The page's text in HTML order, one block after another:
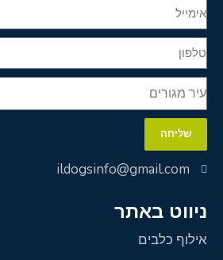
שליחה
ildogsinfo@gmail.com
ניווט באתר
אילוף כלבים